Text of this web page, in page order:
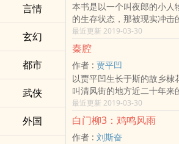
言情
玄幻
都市
武侠
外国
本书是以一个叫夜郎的小人
的生存状态，那被现实冲击
扎。写他周围的朋友和上下
小人物，他们的失意、快
普通不过的人物之间却似有
我们的人生就是这样，机缘
插的是死而复生生而再亡的
太、隐含阴阳两界的鬼钥匙
混一的目连戏唱本，将现实
真偈与悟场、华耀与孤独表
说所揭一不的是：在白天的
的无助和阴霾，在如『夜』
最近更新 2019-03-30
秦腔
作者 : 贾平凹
以贾平凹生长于斯的故乡棣
叫清风街的地方近二十年来
的生老病死、悲欢离合生动
史转型给农村带来的震荡和
生的视角来叙述。清风街有
家，白家早已衰败，因此夏
最近更新 2019-03-30
白门柳3：鸡鸣风雨
作者 : 刘斯奋